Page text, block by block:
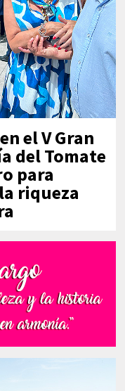
el V Gran
del Tomate
para
riqueza